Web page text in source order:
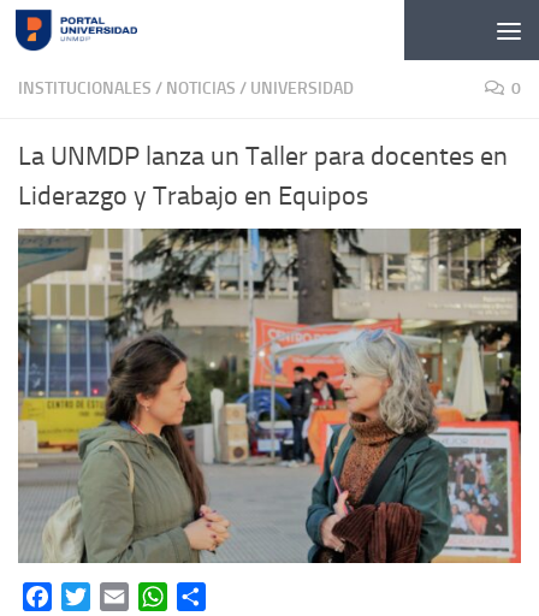
Skip to content
INSTITUCIONALES / NOTICIAS / UNIVERSIDAD 0
La UNMDP lanza un Taller para docentes en
Liderazgo y Trabajo en Equipos
FacebookTwitterEmail WhatsApp